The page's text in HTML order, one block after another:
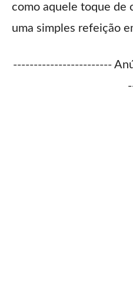
como aquele toque de
uma simples refeição
------------------------